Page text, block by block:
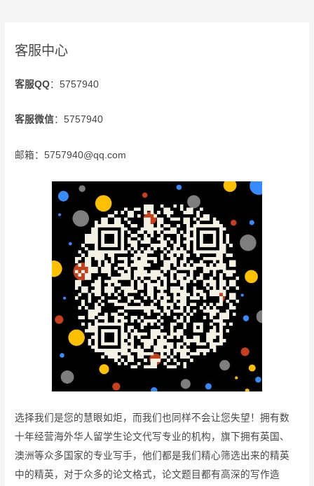
客服中心
客服QQ：5757940
客服微信：5757940
邮箱：5757940@qq.com
选择我们是您的慧眼如炬，而我们也同样不会让您失望！拥有数
十年经营海外华人留学生论文代写专业的机构，旗下拥有英国、
澳洲等众多国家的专业写手，他们都是我们精心筛选出来的精英
中的精英，对于众多的论文格式，论文题目都有高深的写作造